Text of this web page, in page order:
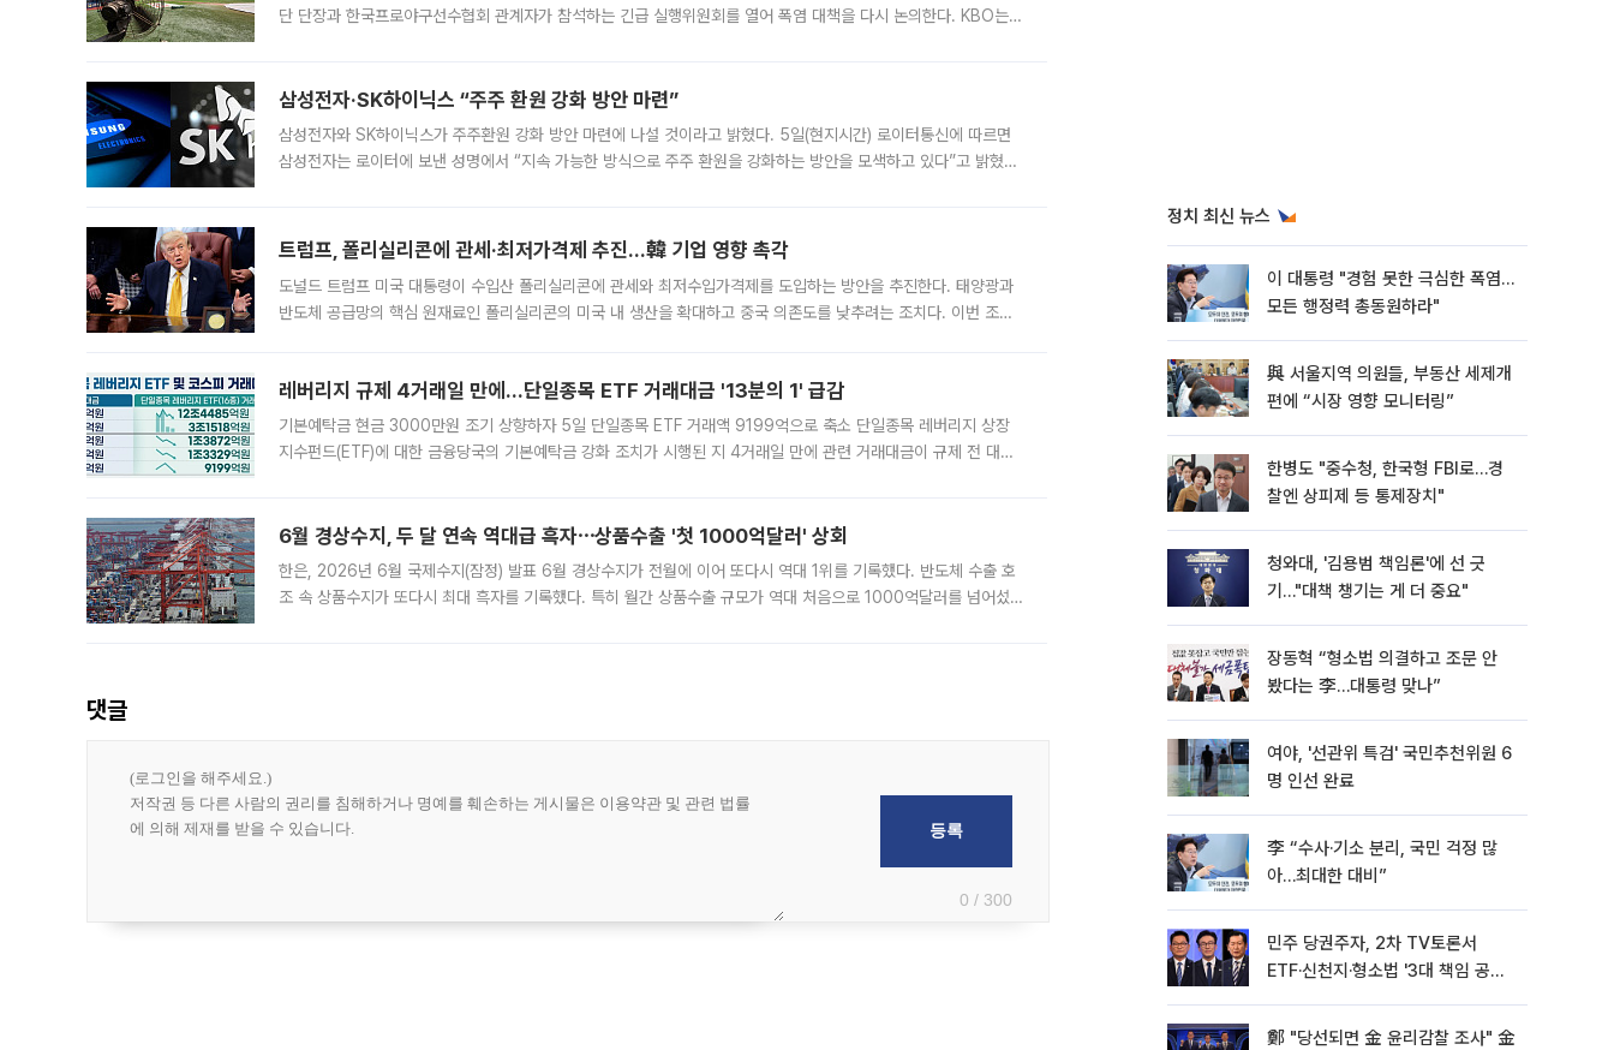
단 단장과 한국프로야구선수협회 관계자가 참석하는 긴급 실행위원회를 열어 폭염 대책을 다시 논의한다. KBO는
삼성전자·SK하이닉스 “주주 환원 강화 방안 마련”
삼성전자와 SK하이닉스가 주주환원 강화 방안 마련에 나설 것이라고 밝혔다. 5일(현지시간) 로이터통신에 따르면
삼성전자는 로이터에 보낸 성명에서 “지속 가능한 방식으로 주주 환원을 강화하는 방안을 모색하고 있다”고 밝혔다.
트럼프, 폴리실리콘에 관세·최저가격제 추진…韓 기업 영향 촉각
도널드 트럼프 미국 대통령이 수입산 폴리실리콘에 관세와 최저수입가격제를 도입하는 방안을 추진한다. 태양광과
반도체 공급망의 핵심 원재료인 폴리실리콘의 미국 내 생산을 확대하고 중국 의존도를 낮추려는 조치다. 이번 조처
레버리지 규제 4거래일 만에…단일종목 ETF 거래대금 '13분의 1' 급감
기본예탁금 현금 3000만원 조기 상향하자 5일 단일종목 ETF 거래액 9199억으로 축소 단일종목 레버리지 상장
지수펀드(ETF)에 대한 금융당국의 기본예탁금 강화 조치가 시행된 지 4거래일 만에 관련 거래대금이 규제 전 대비
6월 경상수지, 두 달 연속 역대급 흑자⋯상품수출 '첫 1000억달러' 상회
한은, 2026년 6월 국제수지(잠정) 발표 6월 경상수지가 전월에 이어 또다시 역대 1위를 기록했다. 반도체 수출 호
조 속 상품수지가 또다시 최대 흑자를 기록했다. 특히 월간 상품수출 규모가 역대 처음으로 1000억달러를 넘어섰
댓글
0 / 300
정치 최신 뉴스
이 대통령 "경험 못한 극심한 폭염…
모든 행정력 총동원하라"
與 서울지역 의원들, 부동산 세제개
편에 “시장 영향 모니터링”
한병도 "중수청, 한국형 FBI로…경
찰엔 상피제 등 통제장치"
청와대, '김용범 책임론'에 선 긋
기…"대책 챙기는 게 더 중요"
장동혁 “형소법 의결하고 조문 안
봤다는 李…대통령 맞나”
여야, '선관위 특검' 국민추천위원 6
명 인선 완료
李 “수사·기소 분리, 국민 걱정 많
아…최대한 대비”
민주 당권주자, 2차 TV토론서
ETF·신천지·형소법 '3대 책임 공
鄭 "당선되면 金 윤리감찰 조사" 金